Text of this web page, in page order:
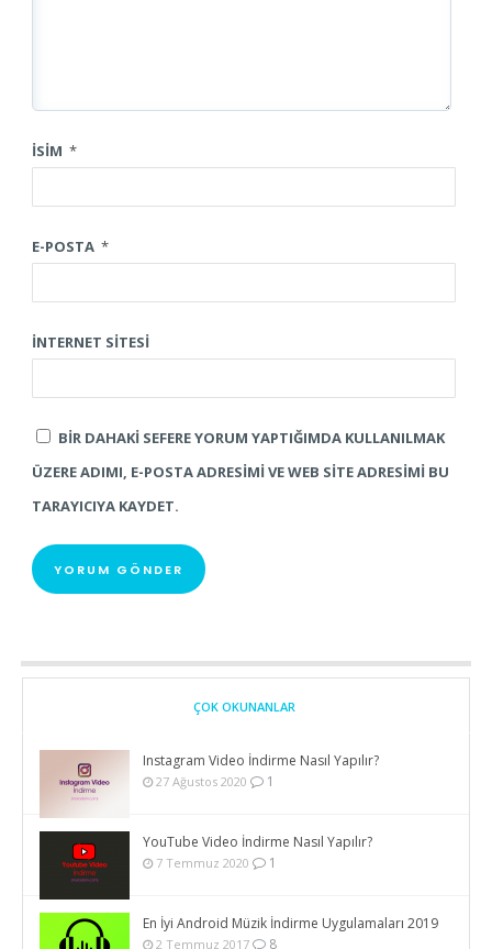
İSIM *
E-POSTA *
İNTERNET SITESI
BIR DAHAKI SEFERE YORUM YAPTIĞIMDA KULLANILMAK
ÜZERE ADIMI, E-POSTA ADRESIMI VE WEB SITE ADRESIMI BU
TARAYICIYA KAYDET.
ÇOK OKUNANLAR
Instagram Video İndirme Nasıl Yapılır?
27 Ağustos 2020 1
YouTube Video İndirme Nasıl Yapılır?
7 Temmuz 2020 1
En İyi Android Müzik İndirme Uygulamaları 2019
2 Temmuz 2017 8